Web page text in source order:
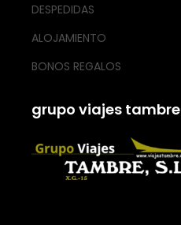
DESPEDIDAS
ALOJAMIENTO
BONOS REGALOS
grupo viajes tambre